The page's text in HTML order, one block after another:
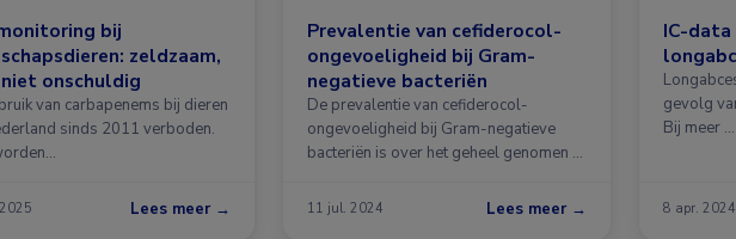
bij
zeldzaam,
onschuldig
van carbapenems bij dieren
sinds 2011 verboden.
Lees meer →
Prevalentie van cefiderocol-
ongevoeligheid bij Gram-
negatieve bacteriën
De prevalentie van cefiderocol-
ongevoeligheid bij Gram-negatieve
bacteriën is over het geheel genomen …
11 jul. 2024 Lees meer →
IC-
gevolg
Bij meer …
8 apr. 2024